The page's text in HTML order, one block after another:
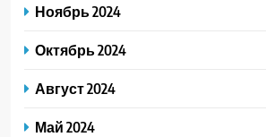
Ноябрь 2024
Октябрь 2024
Август 2024
Май 2024